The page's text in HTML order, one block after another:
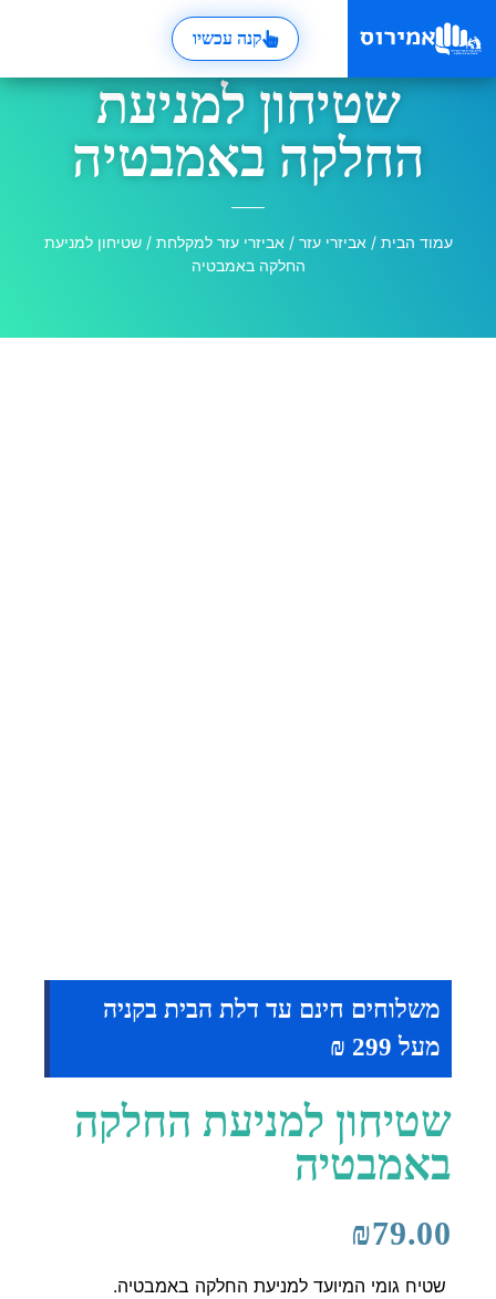
קנה עכשיו
שטיחון למניעת
החלקה באמבטיה
עמוד הבית / אביזרי עזר / אביזרי עזר למקלחת / שטיחון למניעת
החלקה באמבטיה
משלוחים חינם עד דלת הבית בקניה
מעל 299 ₪
שטיחון למניעת החלקה
באמבטיה
₪79.00
שטיח גומי המיועד למניעת החלקה באמבטיה.